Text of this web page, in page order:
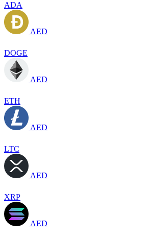
ADA
AED
DOGE
AED
ETH
AED
LTC
AED
XRP
AED